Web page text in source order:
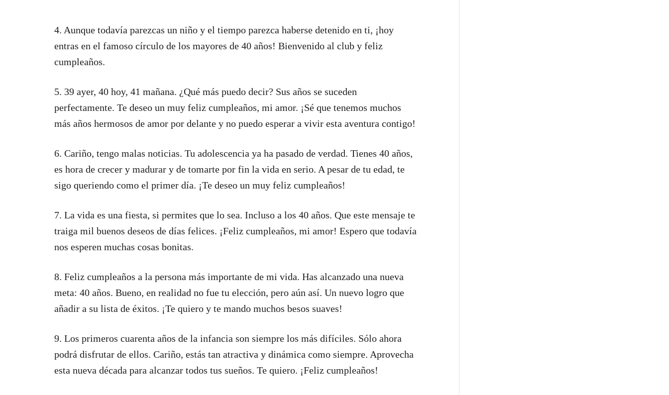
4. Aunque todavía parezcas un niño y el tiempo parezca haberse detenido en ti, ¡hoy
entras en el famoso círculo de los mayores de 40 años! Bienvenido al club y feliz
cumpleaños.
5. 39 ayer, 40 hoy, 41 mañana. ¿Qué más puedo decir? Sus años se suceden
perfectamente. Te deseo un muy feliz cumpleaños, mi amor. ¡Sé que tenemos muchos
más años hermosos de amor por delante y no puedo esperar a vivir esta aventura contigo!
6. Cariño, tengo malas noticias. Tu adolescencia ya ha pasado de verdad. Tienes 40 años,
es hora de crecer y madurar y de tomarte por fin la vida en serio. A pesar de tu edad, te
sigo queriendo como el primer día. ¡Te deseo un muy feliz cumpleaños!
7. La vida es una fiesta, si permites que lo sea. Incluso a los 40 años. Que este mensaje te
traiga mil buenos deseos de días felices. ¡Feliz cumpleaños, mi amor! Espero que todavía
nos esperen muchas cosas bonitas.
8. Feliz cumpleaños a la persona más importante de mi vida. Has alcanzado una nueva
meta: 40 años. Bueno, en realidad no fue tu elección, pero aún así. Un nuevo logro que
añadir a su lista de éxitos. ¡Te quiero y te mando muchos besos suaves!
9. Los primeros cuarenta años de la infancia son siempre los más difíciles. Sólo ahora
podrá disfrutar de ellos. Cariño, estás tan atractiva y dinámica como siempre. Aprovecha
esta nueva década para alcanzar todos tus sueños. Te quiero. ¡Feliz cumpleaños!